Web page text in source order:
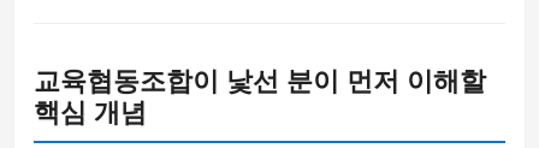
교육협동조합이 낯선 분이 먼저 이해할
핵심 개념